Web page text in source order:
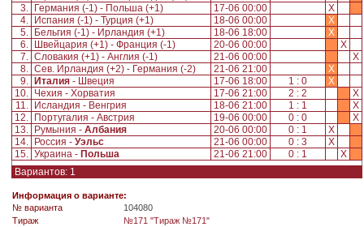
3.
Германия (-1) - Польша (+1) 17-06 00:00
X
4.
Испания (-1) - Турция (+1) 18-06 00:00
X
5.
Бельгия (-1) - Ирландия (+1) 18-06 18:00
X
6.
Швейцария (+1) - Франция (-1) 20-06 00:00
X
7. Словакия (+1) - Англия (-1) 21-06 00:00
X
8. Сев. Ирландия (+2) - Германия (-2) 21-06 21:00
X
9.
Италия - Швеция 17-06 18:00 1 : 0
X
10. Чехия - Хорватия 17-06 21:00 2 : 2
X
11.
Исландия - Венгрия 18-06 21:00 1 : 1
X
12.
Португалия - Австрия 19-06 00:00 0 : 0
X
13.
Румыния - Албания 20-06 00:00 0 : 1
X
14.
Россия - Уэльс 21-06 00:00 0 : 3
X
15. Украина - Польша 21-06 21:00 0 : 1
X
Вариантов: 1
Информация о варианте:
№ варианта
104080
Tираж
№171 "Тираж №171"